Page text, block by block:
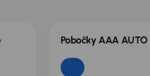
Pobočky AAA AUTO